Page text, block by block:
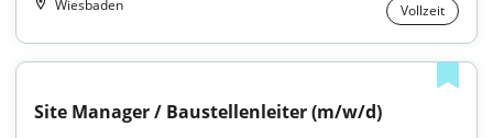
Wiesbaden Vollzeit
Site Manager / Baustellenleiter (m/w/d)